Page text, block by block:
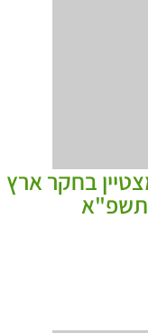
בחקר ארץ
תשפ"א